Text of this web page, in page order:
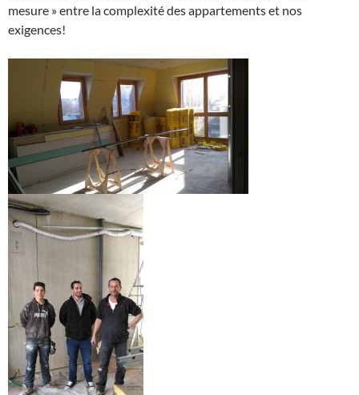
mesure » entre la complexité des appartements et nos
exigences!